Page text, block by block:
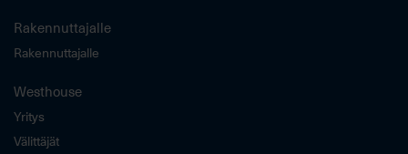
Rakennuttajalle
Rakennuttajalle
Westhouse
Yritys
Välittäjät